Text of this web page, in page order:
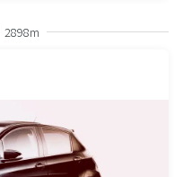
2898m